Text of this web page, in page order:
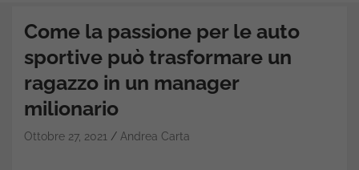
Come la passione per le auto
sportive può trasformare un
ragazzo in un manager
milionario
Ottobre 27, 2021 Andrea Carta